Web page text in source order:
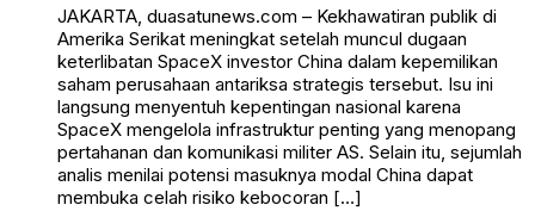
JAKARTA, duasatunews.com – Kekhawatiran publik di
Amerika Serikat meningkat setelah muncul dugaan
keterlibatan SpaceX investor China dalam kepemilikan
saham perusahaan antariksa strategis tersebut. Isu ini
langsung menyentuh kepentingan nasional karena
SpaceX mengelola infrastruktur penting yang menopang
pertahanan dan komunikasi militer AS. Selain itu, sejumlah
analis menilai potensi masuknya modal China dapat
membuka celah risiko kebocoran […]